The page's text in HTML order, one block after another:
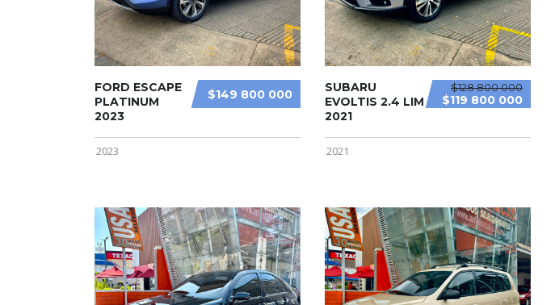
$149 800 000
FORD ESCAPE
PLATINUM
2023
2023
$128 800 000
$119 800 000
SUBARU
EVOLTIS 2.4 LIM
2021
2021